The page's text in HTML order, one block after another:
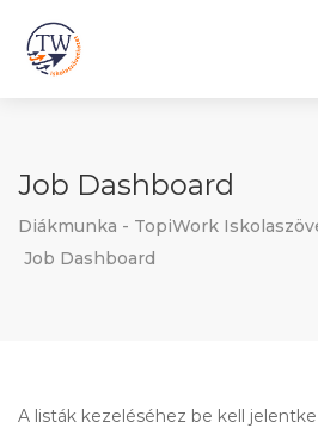
Job Dashboard
Diákmunka - TopiWork
Job Dashboard
A listák kezeléséhez be kell